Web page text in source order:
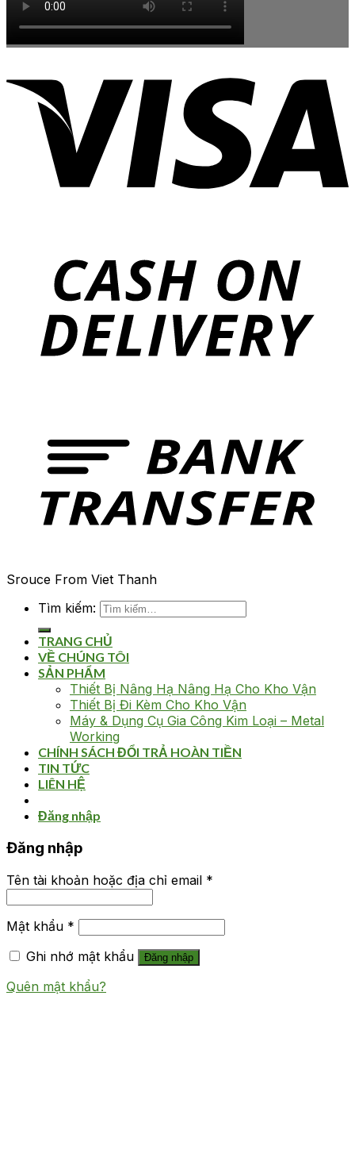
Srouce From Viet Thanh
Tìm kiếm:
TRANG CHỦ
VỀ CHÚNG TÔI
SẢN PHẨM
Thiết Bị Nâng Hạ Nâng Hạ Cho Kho Vận
Thiết Bị Đi Kèm Cho Kho Vận
Máy & Dụng Cụ Gia Công Kim Loại – Metal
Working
CHÍNH SÁCH ĐỔI TRẢ HOÀN TIỀN
TIN TỨC
LIÊN HỆ
Đăng nhập
Đăng nhập
Tên tài khoản hoặc địa chỉ email *
Mật khẩu *
Ghi nhớ mật khẩu
Đăng nhập
Quên mật khẩu?